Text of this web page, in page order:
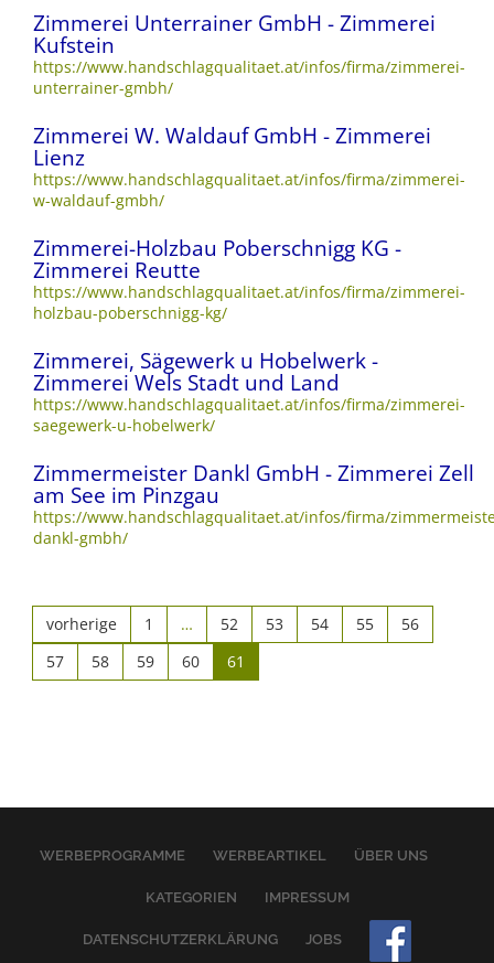
Zimmerei Unterrainer GmbH - Zimmerei
Kufstein
https://www.handschlagqualitaet.at/infos/firma/zimmerei-
unterrainer-gmbh/
Zimmerei W. Waldauf GmbH - Zimmerei
Lienz
https://www.handschlagqualitaet.at/infos/firma/zimmerei-
w-waldauf-gmbh/
Zimmerei-Holzbau Poberschnigg KG -
Zimmerei Reutte
https://www.handschlagqualitaet.at/infos/firma/zimmerei-
holzbau-poberschnigg-kg/
Zimmerei, Sägewerk u Hobelwerk -
Zimmerei Wels Stadt und Land
https://www.handschlagqualitaet.at/infos/firma/zimmerei-
saegewerk-u-hobelwerk/
Zimmermeister Dankl GmbH - Zimmerei Zell
am See im Pinzgau
https://www.handschlagqualitaet.at/infos/firma/
dankl-gmbh/
vorherige 1 … 52 53 54 55
56
57
58 59 60 61
WERBEPROGRAMME WERBEARTIKEL ÜBER UNS
KATEGORIEN IMPRESSUM
DATENSCHUTZERKLÄRUNG JOBS